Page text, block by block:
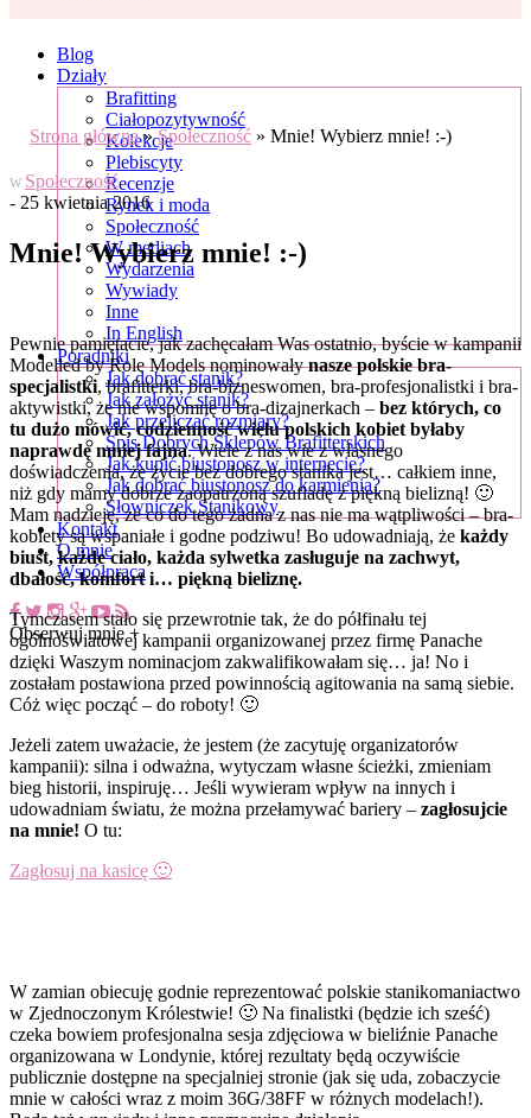
Blog
Działy
Brafitting
Ciałopozytywność
Kolekcje
Plebiscyty
Recenzje
Rynek i moda
Społeczność
W mediach
Wydarzenia
Wywiady
Inne
In English
Poradniki
Jak dobrać stanik?
Jak założyć stanik?
Jak przeliczać rozmiary?
Spis Dobrych Sklepów Brafitterskich
Jak kupić biustonosz w internecie?
Jak dobrać biustonosz do karmienia?
Słowniczek Stanikowy
Kontakt
O mnie
Współpraca
Obserwuj mnie +
Strona główna»Społeczność »Mnie! Wybierz mnie! :-)
W Społeczność
- 25 kwietnia 2016
Mnie! Wybierz mnie! :-)
Pewnie pamiętacie, jak zachęcałam Was ostatnio, byście w kampanii
Modelled by Role Models nominowałynasze polskie bra-
specjalistki, brafitterki, bra-bizneswomen, bra-profesjonalistki i bra-
aktywistki, że nie wspomnę o bra-dizajnerkach – bez których, co
tu dużo mówić, codzienność wielu polskich kobiet byłaby
naprawdę mniej fajna. Wiele z nas wie z własnego
doświadczenia, że życie bez dobrego stanika jest… całkiem inne,
niż gdy mamy dobrze zaopatrzoną szufladę z piękną bielizną! 🙂
Mam nadzieję, że co do tego żadna z nas nie ma wątpliwości – bra-
kobiety są wspaniałe i godne podziwu! Bo udowadniają, że każdy
biust, każde ciało, każda sylwetka zasługuje na zachwyt,
dbałość, komfort i… piękną bieliznę.
Tymczasem stało się przewrotnie tak, że do półfinału tej
ogólnoświatowej kampanii organizowanej przez firmę Panache
dzięki Waszym nominacjom zakwalifikowałam się… ja! No i
zostałam postawiona przed powinnością agitowania na samą siebie.
Cóż więc począć – do roboty! 🙂
Jeżeli zatem uważacie, że jestem (że zacytuję organizatorów
kampanii): silna i odważna, wytyczam własne ścieżki, zmieniam
bieg historii, inspiruję… Jeśli wywieram wpływ na innych i
udowadniam światu, że można przełamywać bariery – zagłosujcie
na mnie! O tu:
Zagłosuj na kasicę 🙂
W zamian obiecuję godnie reprezentować polskie stanikomaniactwo
w Zjednoczonym Królestwie! 🙂 Na finalistki (będzie ich sześć)
czeka bowiem profesjonalna sesja zdjęciowa w bieliźnie Panache
organizowana w Londynie, której rezultaty będą oczywiście
publicznie dostępne na specjalniej stronie (jak się uda, zobaczycie
mnie w całości wraz z moim 36G/38FF w różnych modelach!).